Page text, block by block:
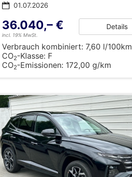
01.07.2026
36.040,– €
incl. 19% MwSt.
Details
Verbrauch kombiniert: 7,60 l/100km
CO2-Klasse: F
CO2-Emissionen: 172,00 g/km